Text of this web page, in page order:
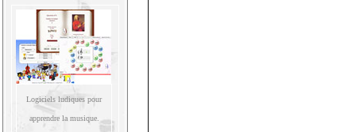
Logiciels ludiques pour
apprendre la musique.